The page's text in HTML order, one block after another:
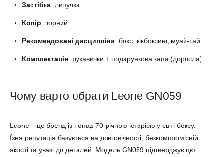
Застібка: липучка
Колір: чорний
Рекомендовані дисципліни: бокс, кікбоксинг, муай-тай
Комплектація: рукавички + подарункова капа (доросла)
Чому варто обрати Leone GN059
Leone – це бренд із понад 70-річною історією у світі боксу.
Їхня репутація базується на довговічності, безкомпромісній
якості та увазі до деталей. Модель GN059 підтверджує цю